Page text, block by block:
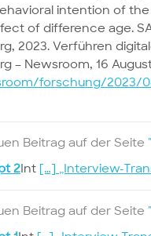
intention of
of difference age.
2023. Verführen
– Newsroom, 16
forschung/2023/
Beitrag auf der Seite
2Int […] „Interview-
Beitrag auf der Seite